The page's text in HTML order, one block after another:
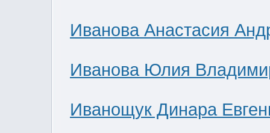
Иванова Анастасия
Иванова Юлия
Иванощук Динара